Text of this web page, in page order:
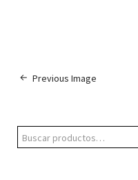
Previous Image